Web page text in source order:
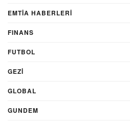
EMTIA HABERLERI
FINANS
FUTBOL
GEZI
GLOBAL
GUNDEM